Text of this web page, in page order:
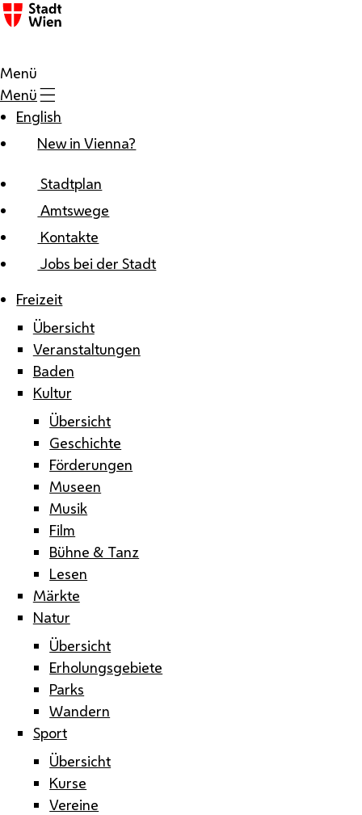
Zum Inhalt
Menü
Menü
English
New in Vienna?
Stadtplan
Amtswege
Kontakte
Jobs bei der Stadt
Freizeit
Übersicht
Veranstaltungen
Baden
Kultur
Übersicht
Geschichte
Förderungen
Museen
Musik
Film
Bühne & Tanz
Lesen
Märkte
Natur
Übersicht
Erholungsgebiete
Parks
Wandern
Sport
Übersicht
Kurse
Vereine